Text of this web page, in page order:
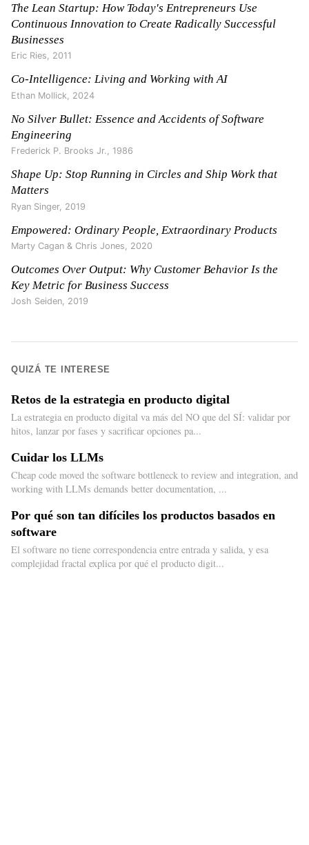
The Lean Startup: How Today's Entrepreneurs Use
Continuous Innovation to Create Radically Successful
Businesses
Eric Ries, 2011
Co-Intelligence: Living and Working with AI
Ethan Mollick 2024
No Silver Bullet: Essence and Accidents of Software
Engineering
Frederick P. Brooks Jr., 1986
Shape Up: Stop Running in Circles and Ship Work that
Matters
Ryan Singer, 2019
Empowered: Ordinary People, Extraordinary Products
Marty Cagan & Chris Jones 2020
Outcomes Over Output: Why Customer Behavior Is the
Key Metric for Business Success
Josh Seiden, 2019
QUIZÁ TE INTERESE
Retos de la estrategia en producto digital
La estrategia en producto digital va más del NO que del SÍ: validar por
hitos, lanzar por fases y sacrificar opciones pa...
Cuidar los LLMs
Cheap code moved the software bottleneck to review and integration, and
working with LLMs demands better documentation, ...
Por qué son tan difíciles los productos basados en
software
El software no tiene correspondencia entre entrada y salida, y esa
complejidad fractal explica por qué el producto digit...